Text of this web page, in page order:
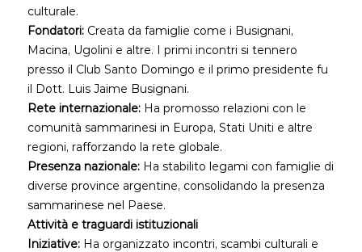
culturale.
Fondatori: Creata da famiglie come i Busignani,
Macina, Ugolini e altre. I primi incontri si tennero
presso il Club Santo Domingo e il primo presidente fu
il Dott. Luis Jaime Busignani.
Rete internazionale: Ha promosso relazioni con le
comunità sammarinesi in Europa, Stati Uniti e altre
regioni, rafforzando la rete globale.
Presenza nazionale: Ha stabilito legami con famiglie di
diverse province argentine, consolidando la presenza
sammarinese nel Paese.
Attività e traguardi istituzionali
Iniziative: Ha organizzato incontri, scambi culturali e